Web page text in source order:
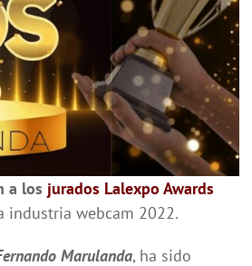
a los jurados Lalexpo Awards
industria webcam 2022.
Marulanda, ha sido